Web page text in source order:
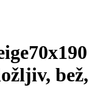
70x190
bež,